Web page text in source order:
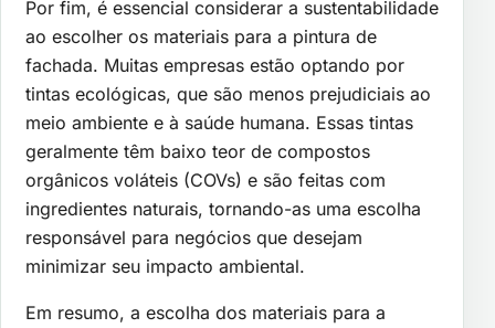
Por fim, é essencial considerar a sustentabilidade
ao escolher os materiais para a pintura de
fachada. Muitas empresas estão optando por
tintas ecológicas, que são menos prejudiciais ao
meio ambiente e à saúde humana. Essas tintas
geralmente têm baixo teor de compostos
orgânicos voláteis (COVs) e são feitas com
ingredientes naturais, tornando-as uma escolha
responsável para negócios que desejam
minimizar seu impacto ambiental.
Em resumo, a escolha dos materiais para a